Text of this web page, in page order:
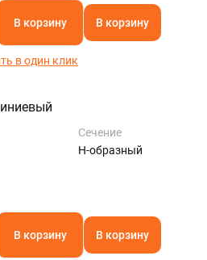
В корзину В корзину
в один клик
Сечение
Н-образный
В корзину В корзину